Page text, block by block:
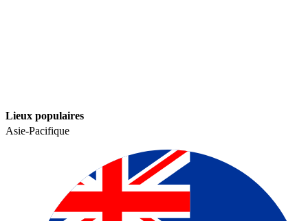
Lieux populaires​​
Asie-Pacifique​​